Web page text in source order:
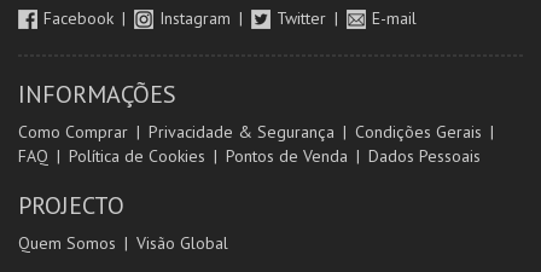
Facebook Instagram Twitter E-mail
INFORMAÇÕES
Como Comprar Privacidade & Segurança
Condições Gerais
FAQ
Política de Cookies Pontos de Venda Dados Pessoais
PROJECTO
Quem Somos Visão Global